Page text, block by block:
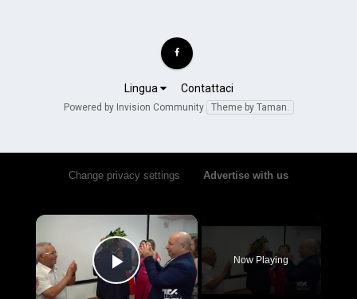
Lingua Contattaci
Powered by Invision Community Theme by Taman.
Change privacy settings Advertise with us
×
Play Video
Now Playing